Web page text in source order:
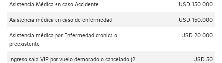
Asistencia Médica en caso Accidente USD 150.000
Asistencia médica en caso de enfermedad USD 150.000
Asistencia médica por Enfermedad crónica o
preexistente
USD 20.000
Ingreso sala VIP por vuelo demorado o cancelado (2
USD 50